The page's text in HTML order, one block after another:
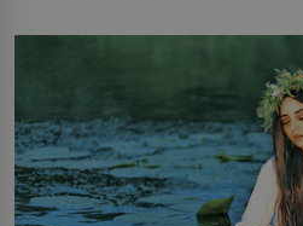
milostpaní. Stačí jenom na
množství růžového mušelínu.
Vezme do ruky dřevěnou